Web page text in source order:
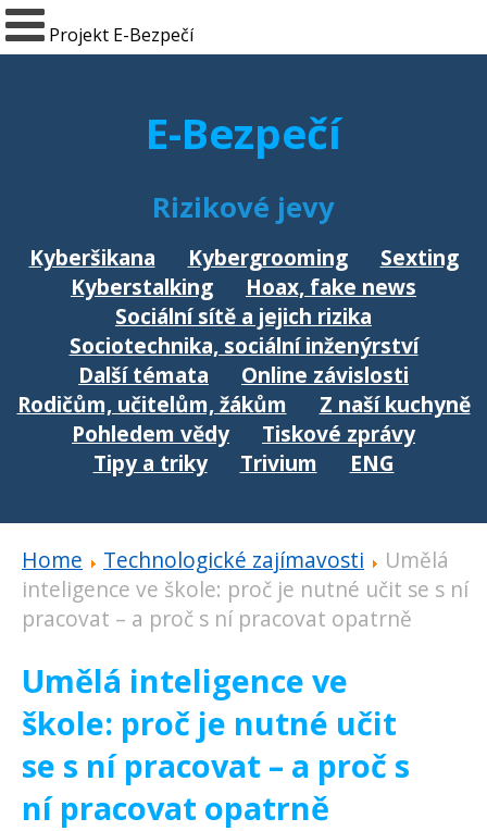
Projekt E-Bezpečí
E-Bezpečí
Rizikové jevy
Kyberšikana Kybergrooming
Sexting
Kyberstalking
Hoax, fake news
Sociální sítě a jejich rizika
Sociotechnika, sociální inženýrství
Další témata
Online závislosti
Rodičům, učitelům, žákům
Z naší kuchyně
Pohledem vědy
Tiskové zprávy
Tipy a triky
Trivium ENG
Home Technologické zajímavosti
Umělá
inteligence ve škole: proč je nutné učit se s ní
pracovat – a proč s ní pracovat opatrně
Umělá inteligence ve
škole: proč je nutné učit
se s ní pracovat – a proč s
ní pracovat opatrně